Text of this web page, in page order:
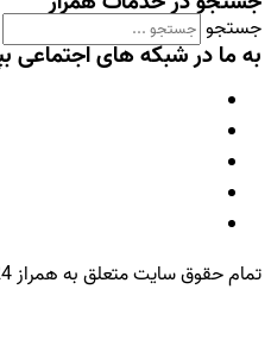
جستجو
به ما در شبکه های اجتماعی
تمام حقوق سایت متعلق به همراز 724 می‌باشد |